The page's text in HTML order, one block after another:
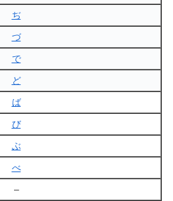
ぢ
づ
で
ど
ば
び
ぶ
べ
–